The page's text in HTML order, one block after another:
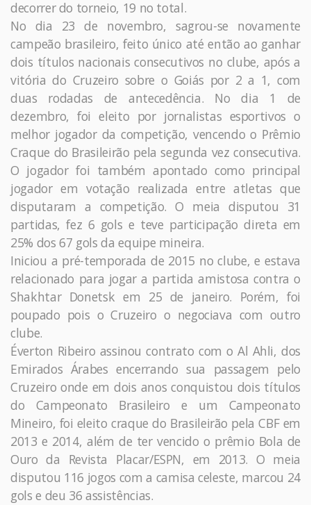
decorrer do torneio, 19 no total.
No dia 23 de novembro, sagrou-se novamente
campeão brasileiro, feito único até então ao ganhar
dois títulos nacionais consecutivos no clube, após a
vitória do Cruzeiro sobre o Goiás por 2 a 1, com
duas rodadas de antecedência. No dia 1 de
dezembro, foi eleito por jornalistas esportivos o
melhor jogador da competição, vencendo o Prêmio
Craque do Brasileirão pela segunda vez consecutiva.
O jogador foi também apontado como principal
jogador em votação realizada entre atletas que
disputaram a competição. O meia disputou 31
partidas, fez 6 gols e teve participação direta em
25% dos 67 gols da equipe mineira.
Iniciou a pré-temporada de 2015 no clube, e estava
relacionado para jogar a partida amistosa contra o
Shakhtar Donetsk em 25 de janeiro. Porém, foi
poupado pois o Cruzeiro o negociava com outro
clube.
Éverton Ribeiro assinou contrato com o Al Ahli, dos
Emirados Árabes encerrando sua passagem pelo
Cruzeiro onde em dois anos conquistou dois títulos
do Campeonato Brasileiro e um Campeonato
Mineiro, foi eleito craque do Brasileirão pela CBF em
2013 e 2014, além de ter vencido o prêmio Bola de
Ouro da Revista Placar/ESPN, em 2013. O meia
disputou 116 jogos com a camisa celeste, marcou 24
gols e deu 36 assistências.